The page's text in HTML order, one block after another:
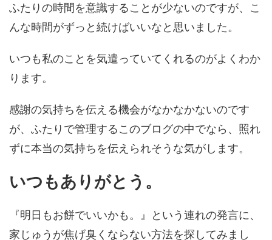
ふたりの時間を意識することが少ないのですが、こ
んな時間がずっと続けばいいなと思いました。
いつも私のことを気遣っていてくれるのがよくわか
ります。
感謝の気持ちを伝える機会がなかなかないのです
が、ふたりで管理するこのブログの中でなら、照れ
ずに本当の気持ちを伝えられそうな気がします。
いつもありがとう。
『明日もお餅でいいかも。』という連れの発言に、
家じゅうが焦げ臭くならない方法を探してみまし